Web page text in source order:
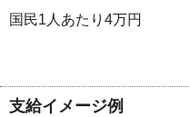
国民1人あたり4万円
支給イメージ例